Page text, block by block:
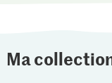
Ma